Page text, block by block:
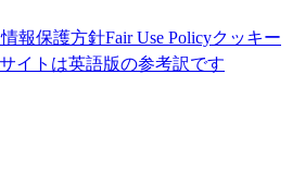
報保護方針Fair Use Policyクッキー
イトは英語版の参考訳です